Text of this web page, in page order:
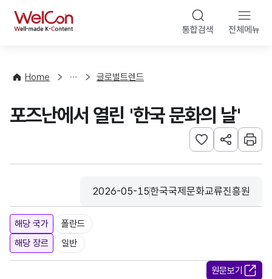
WelCon 통합검색 전체메뉴
Home
향
계
글로벌트렌드
포즈난에서 열린 '한국 문화의 날'
관심사 등록하기
URL 공유하
인쇄
등록일
2026-05-15
수집기관
한국국제문화교류진흥원
해당 국가
폴란드
해당 장르
일반
원문보기